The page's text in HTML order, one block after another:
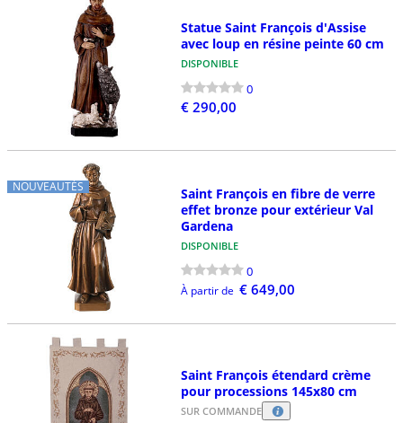
Statue Saint François d'Assise
avec loup en résine peinte 60 cm
DISPONIBLE
0
€ 290,00
NOUVEAUTÉS
Saint François en fibre de verre
effet bronze pour extérieur Val
Gardena
DISPONIBLE
0
À partir de € 649,00
Saint François étendard crème
pour processions 145x80 cm
SUR COMMANDE